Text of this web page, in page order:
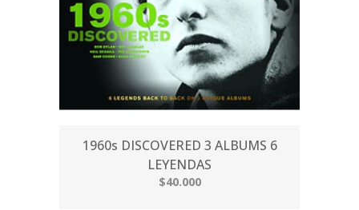
1960s DISCOVERED 3 ALBUMS 6
LEYENDAS
$40.000